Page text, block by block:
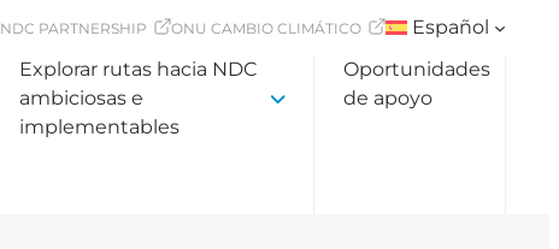
NDC PARTNERSHIP ONU CAMBIO CLIMÁTICO
Español
Explorar rutas hacia NDC
ambiciosas e
implementables
Oportunidades
de apoyo